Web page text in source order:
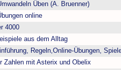
Üben (A. Bruenner)
online
4000
aus dem Alltag
Regeln,Online-Übungen,
Zahlen mit Asterix und Obelix